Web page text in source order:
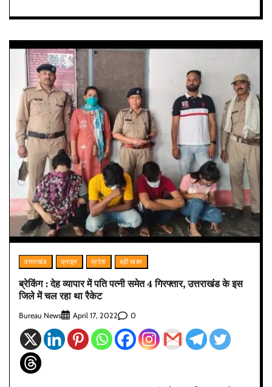
उत्तराखंड क्राइम प्रदेश बड़ी खबर
ब्रेकिंग : देह व्यापार में पति पत्नी समेत 4 गिरफ्तार, उत्तराखंड के इस
जिले में चल रहा था रैकेट
Bureau News April 17, 2022 0